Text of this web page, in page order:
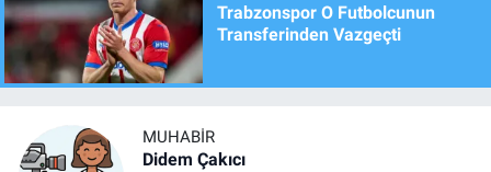
Trabzonspor O Futbolcunun
Transferinden Vazgeçti
MUHABIR
Didem Çakıcı